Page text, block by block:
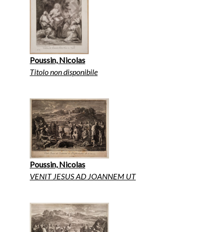
Poussin, Nicolas
Titolo non disponibile
Poussin, Nicolas
VENIT JESUS AD JOANNEM UT